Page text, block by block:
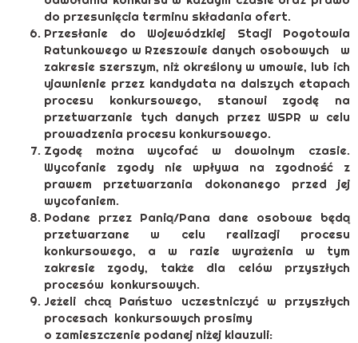
do przesunięcia terminu składania ofert.
Przesłanie do Wojewódzkiej Stacji Pogotowia
Ratunkowego w Rzeszowie danych osobowych w
zakresie szerszym, niż określony w umowie, lub ich
ujawnienie przez kandydata na dalszych etapach
procesu konkursowego, stanowi zgodę na
przetwarzanie tych danych przez WSPR w celu
prowadzenia procesu konkursowego.
Zgodę można wycofać w dowolnym czasie.
Wycofanie zgody nie wpływa na zgodność z
prawem przetwarzania dokonanego przed jej
wycofaniem.
Podane przez Panią/Pana dane osobowe będą
przetwarzane w celu realizacji procesu
konkursowego, a w razie wyrażenia w tym
zakresie zgody, także dla celów przyszłych
procesów konkursowych.
Jeżeli chcą Państwo uczestniczyć w przyszłych
procesach konkursowych prosimy
o zamieszczenie podanej niżej klauzuli: